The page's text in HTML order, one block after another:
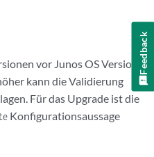
vor Junos OS Version
kann die Validierung
Für das Upgrade ist die
Konfigurationsaussage
Feedback